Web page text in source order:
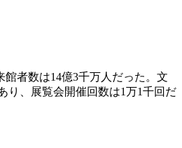
者数は14億3千万人だった。文
り、展覧会開催回数は1万1千回だ